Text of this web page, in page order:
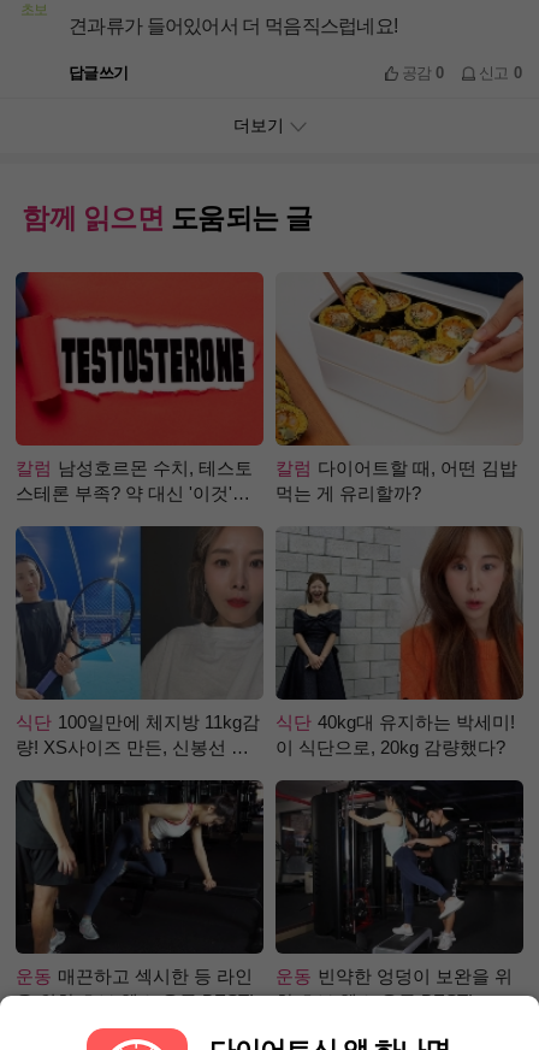
초보
견과류가 들어있어서 더 먹음직스럽네요!
답글쓰기 공감0 신고 0
더보기
함께 읽으면 도움되는 글
칼럼 남성호르몬 수치, 테스토
스테론 부족? 약 대신 '이것'으
칼럼 다이어트할 때, 어떤 김밥
먹는 게 유리할까?
식단 100일만에 체지방 11kg감
량! XS사이즈 만든, 신봉선 식
식단 40kg대 유지하는 박세미!
이 식단으로, 20kg 감량했다?
운동 매끈하고 섹시한 등 라인
을 위한 초보 헬스 운동 BEST!
운동 빈약한 엉덩이 보완을 위
한 초보 헬스 운동 BEST!